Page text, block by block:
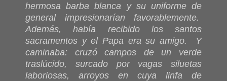
hermosa barba blanca y su uniforme de
general impresionarían favorablemente.
Además, había recibido los santos
sacramentos y el Papa era su amigo. Y
caminaba: cruzó campos de un verde
traslúcido, surcado por vagas siluetas
laboriosas, arroyos en cuya linfa de